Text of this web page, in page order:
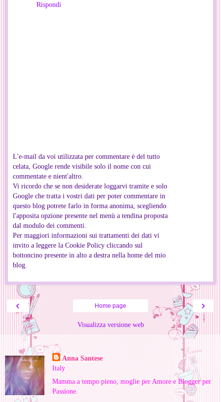
Rispondi
L'e-mail da voi utilizzata per commentare è del tutto
celata, Google rende visibile solo il nome con cui
commentate e nient'altro.
Vi ricordo che se non desiderate loggarvi tramite e solo
Google che tratta i vostri dati per poter commentare in
questo blog potrete farlo in forma anonima, scegliendo
l'apposita opzione presente nel menù a tendina proposta
dal modulo dei commenti.
Per maggiori informazioni sui trattamenti dei dati vi
invito a leggere la Cookie Policy cliccando sul
bottoncino presente in alto a destra nella home del mio
blog.
‹ ›
Home page
Visualizza versione web
Informazioni personali
Anna Santese
Italy
Mamma a tempo pieno, moglie per Amore e Blogger per
Passione.